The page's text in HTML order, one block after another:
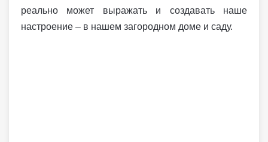
реально может выражать и создавать наше
настроение – в нашем загородном доме и саду.